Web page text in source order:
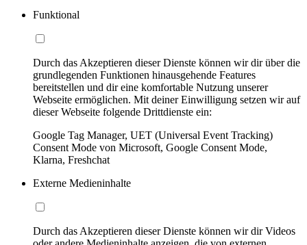
Funktional
Durch das Akzeptieren dieser Dienste können wir dir über die
grundlegenden Funktionen hinausgehende Features
bereitstellen und dir eine komfortable Nutzung unserer
Webseite ermöglichen. Mit deiner Einwilligung setzen wir auf
dieser Webseite folgende Drittdienste ein:
Google Tag Manager, UET (Universal Event Tracking)
Consent Mode von Microsoft, Google Consent Mode,
Klarna, Freshchat
Externe Medieninhalte
Durch das Akzeptieren dieser Dienste können wir dir Videos